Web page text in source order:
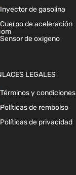
Inyector de gasolina
Cuerpo de aceleración
Sensor de oxigeno
LEGALES
Términos y condiciones
Políticas de rembolso
Políticas de privacidad